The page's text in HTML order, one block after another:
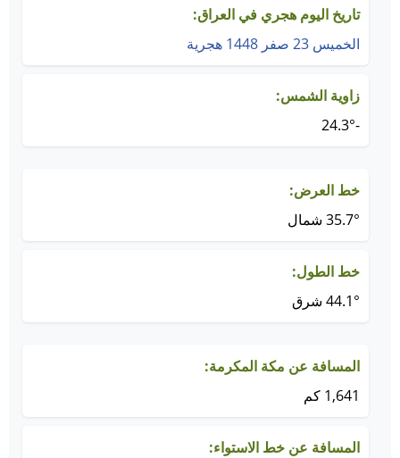
تاريخ اليوم هجري في العراق:
الخميس 23 صفر 1448 هجرية
زاوية الشمس:
-24.3°
خط العرض:
35.7° شمال
خط الطول:
44.1° شرق
المسافة عن مكة المكرمة:
1,641 كم
المسافة عن خط الاستواء: